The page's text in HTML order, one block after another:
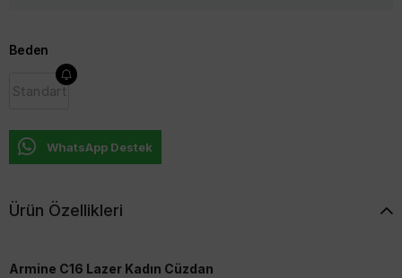
Beden
Standart
WhatsApp Destek
Ürün Özellikleri
Armine C16 Lazer Kadın Cüzdan